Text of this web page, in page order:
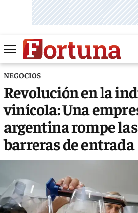
NEGOCIOS
Revolución en la
vinícola: Una
argentina rompe
barreras de entrada